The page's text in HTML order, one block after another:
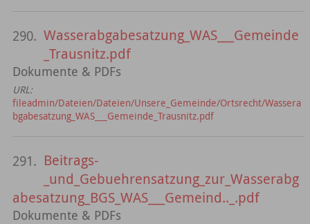
290. Wasserabgabesatzung_WAS___Gemeinde
_Trausnitz.pdf
Dokumente & PDFs
URL:
fileadmin/Dateien/Dateien/Unsere_Gemeinde/Ortsrecht/Wassera
bgabesatzung_WAS___Gemeinde_Trausnitz.pdf
291. Beitrags-
_und_Gebuehrensatzung_zur_Wasserabg
abesatzung_BGS_WAS___Gemeind.._.pdf
Dokumente & PDFs